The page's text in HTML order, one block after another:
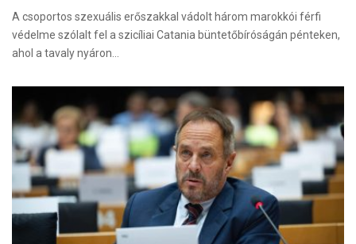
A csoportos szexuális erőszakkal vádolt három marokkói férfi
védelme szólalt fel a szicíliai Catania büntetőbíróságán pénteken,
ahol a tavaly nyáron…